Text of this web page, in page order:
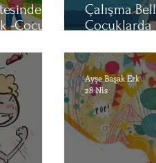
-Çocuk
Çalışma
Çocuklarda
Ayşe Başak Erk
28 Nis